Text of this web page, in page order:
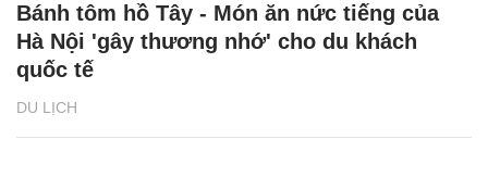
DU LỊCH
Bánh tôm hồ Tây - Món ăn nức tiếng của
Hà Nội 'gây thương nhớ' cho du khách
quốc tế